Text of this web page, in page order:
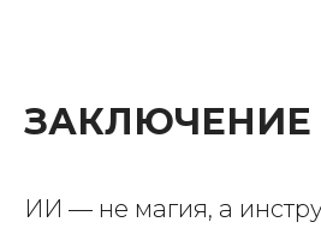
ЗАКЛЮЧЕНИЕ
ИИ — не магия, а